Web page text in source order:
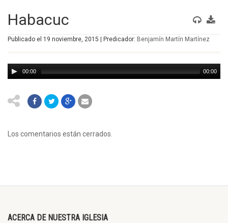
Habacuc
Publicado el 19 noviembre, 2015 | Predicador: Benjamín Martín Martínez
00:00 00:00
Los comentarios están cerrados.
ACERCA DE NUESTRA IGLESIA